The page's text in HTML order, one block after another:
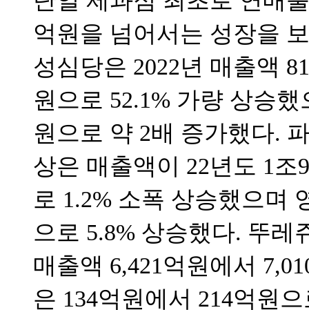
억원을 넘어서는 성장을
성심당은 2022년 매출액
원으로 52.1% 가량 상승
원으로 약 2배 증가했다.
상은 매출액이 22년도 1조
로 1.2% 소폭 상승했으며
으로 5.8% 상승했다. 뚜레
매출액 6,421억원에서
은 134억원에서 214억원